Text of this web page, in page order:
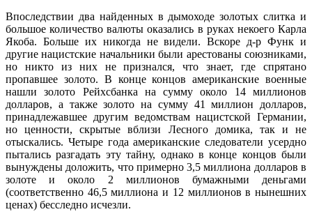
Впоследствии два найденных в дымоходе золотых слитка и
большое количество валюты оказались в руках некоего Карла
Якоба. Больше их никогда не видели. Вскоре д-р Функ и
другие нацистские начальники были арестованы союзниками,
но никто из них не признался, что знает, где спрятано
пропавшее золото. В конце концов американские военные
нашли золото Рейхсбанка на сумму около 14 миллионов
долларов, а также золото на сумму 41 миллион долларов,
принадлежавшее другим ведомствам нацистской Германии,
но ценности, скрытые вблизи Лесного домика, так и не
отыскались. Четыре года американские следователи усердно
пытались разгадать эту тайну, однако в конце концов были
вынуждены доложить, что примерно 3,5 миллиона долларов в
золоте и около 2 миллионов бумажными деньгами
(соответственно 46,5 миллиона и 12 миллионов в нынешних
ценах) бесследно исчезли.